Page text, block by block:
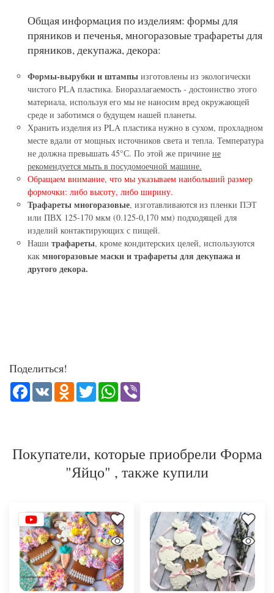
Общая информация по изделиям: формы для
пряников и печенья, многоразовые трафареты для
пряников, декупажа, декора:
Формы-вырубки и штампы изготовлены из экологически
чистого PLA пластика. Биоразлагаемость - достоинство этого
материала, используя его мы не наносим вред окружающей
среде и заботимся о будущем нашей планеты.
Хранить изделия из PLA пластика нужно в сухом, прохладном
месте вдали от мощных источников света и тепла. Температура
не должна превышать 45°С. По этой же причине не
рекомендуется мыть в посудомоечной машине.
Обращаем внимание, что мы указываем наибольший размер
формочки: либо высоту, либо ширину.
Трафареты многоразовые, изготавливаются из пленки ПЭТ
или ПВХ 125-170 мкм (0.125-0,170 мм) подходящей для
изделий контактирующих с пищей.
Наши трафареты, кроме кондитерских целей, используются
как многоразовые маски и трафареты для декупажа и
другого декора.
Поделиться!
Facebook
VK Odnoklassniki
TwitterWhatsApp
Покупатели, которые приобрели Форма
"Яйцо" , также купили